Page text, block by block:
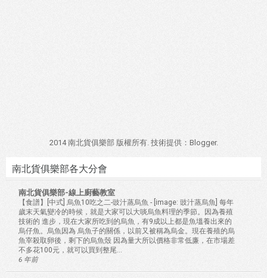
2014 南北貨俱樂部 版權所有. 技術提供： Blogger.
南北貨俱樂部各大分會
南北貨俱樂部-線上廚藝教室
【食譜】[中式] 烏魚10吃之二-豉汁蒸烏魚 - [image: 豉汁蒸烏魚] 每年
歲末天氣變冷的時候，就是大家可以大啖烏魚料理的季節。因為養殖
技術的 進步，現在大家所吃到的烏魚，有9成以上都是魚塭養出來的
烏仔魚。烏魚因為 烏魚子的關係，以前又被稱為烏金。現在養殖的烏
魚宰殺取卵後，剩下的烏魚殼 因為量大所以價格非常低廉，在市場差
不多花100元，就可以買到整尾...
6 年前